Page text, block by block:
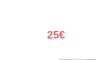
25€